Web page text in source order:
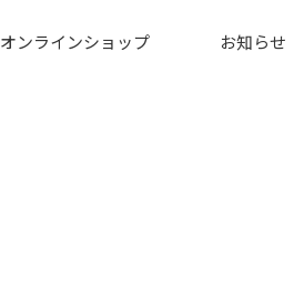
オンラインショップ お知らせ